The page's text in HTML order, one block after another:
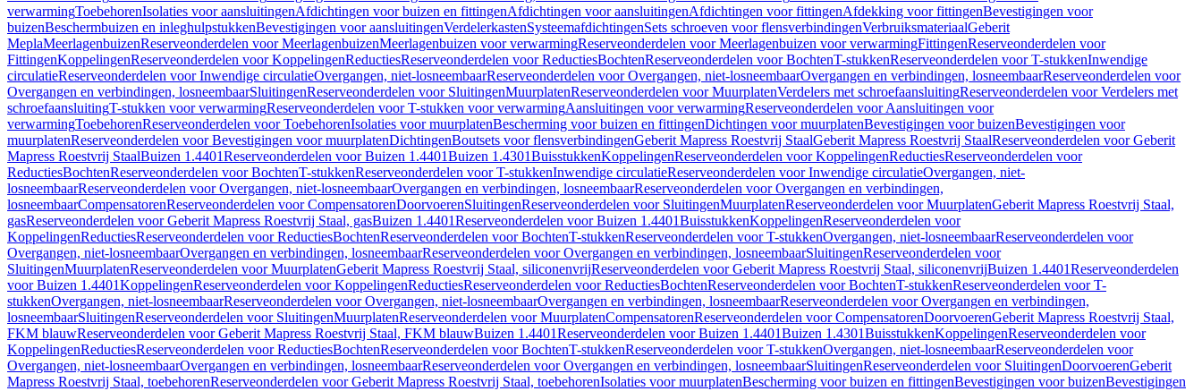
verwarmingToebehorenIsolaties voor aansluitingenAfdichtingen voor buizen en fittingenAfdichtingen voor aansluitingenAfdichtingen voor fittingenAfdekking voor fittingenBevestigingen voor
buizenBeschermbuizen en inleghulpstukkenBevestigingen voor aansluitingenVerdelerkastenSysteemafdichtingenSets schroeven voor flensverbindingenVerbruiksmateriaalGeberit
MeplaMeerlagenbuizenReserveonderdelen voor MeerlagenbuizenMeerlagenbuizen voor verwarmingReserveonderdelen voor Meerlagenbuizen voor verwarmingFittingenReserveonderdelen voor
FittingenKoppelingenReserveonderdelen voor KoppelingenReductiesReserveonderdelen voor ReductiesBochtenReserveonderdelen voor BochtenT-stukkenReserveonderdelen voor T-stukkenInwendige
circulatieReserveonderdelen voor Inwendige circulatieOvergangen, niet-losneembaarReserveonderdelen voor Overgangen, niet-losneembaarOvergangen en verbindingen, losneembaarReserveonderdelen voor
Overgangen en verbindingen, losneembaarSluitingenReserveonderdelen voor SluitingenMuurplatenReserveonderdelen voor MuurplatenVerdelers met schroefaansluitingReserveonderdelen voor Verdelers met
schroefaansluitingT-stukken voor verwarmingReserveonderdelen voor T-stukken voor verwarmingAansluitingen voor verwarmingReserveonderdelen voor Aansluitingen voor
verwarmingToebehorenReserveonderdelen voor ToebehorenIsolaties voor muurplatenBescherming voor buizen en fittingenDichtingen voor muurplatenBevestigingen voor buizenBevestigingen voor
muurplatenReserveonderdelen voor Bevestigingen voor muurplatenDichtingenBoutsets voor flensverbindingenGeberit Mapress Roestvrij StaalGeberit Mapress Roestvrij StaalReserveonderdelen voor Geberit
Mapress Roestvrij StaalBuizen 1.4401Reserveonderdelen voor Buizen 1.4401Buizen 1.4301BuisstukkenKoppelingenReserveonderdelen voor KoppelingenReductiesReserveonderdelen voor
ReductiesBochtenReserveonderdelen voor BochtenT-stukkenReserveonderdelen voor T-stukkenInwendige circulatieReserveonderdelen voor Inwendige circulatieOvergangen, niet-
losneembaarReserveonderdelen voor Overgangen, niet-losneembaarOvergangen en verbindingen, losneembaarReserveonderdelen voor Overgangen en verbindingen,
losneembaarCompensatorenReserveonderdelen voor CompensatorenDoorvoerenSluitingenReserveonderdelen voor SluitingenMuurplatenReserveonderdelen voor MuurplatenGeberit Mapress Roestvrij Staal,
gasReserveonderdelen voor Geberit Mapress Roestvrij Staal, gasBuizen 1.4401Reserveonderdelen voor Buizen 1.4401BuisstukkenKoppelingenReserveonderdelen voor
KoppelingenReductiesReserveonderdelen voor ReductiesBochtenReserveonderdelen voor BochtenT-stukkenReserveonderdelen voor T-stukkenOvergangen, niet-losneembaarReserveonderdelen voor
Overgangen, niet-losneembaarOvergangen en verbindingen, losneembaarReserveonderdelen voor Overgangen en verbindingen, losneembaarSluitingenReserveonderdelen voor
SluitingenMuurplatenReserveonderdelen voor MuurplatenGeberit Mapress Roestvrij Staal, siliconenvrijReserveonderdelen voor Geberit Mapress Roestvrij Staal, siliconenvrijBuizen 1.4401Reserveonderdelen
voor Buizen 1.4401KoppelingenReserveonderdelen voor KoppelingenReductiesReserveonderdelen voor ReductiesBochtenReserveonderdelen voor BochtenT-stukkenReserveonderdelen voor T-
stukkenOvergangen, niet-losneembaarReserveonderdelen voor Overgangen, niet-losneembaarOvergangen en verbindingen, losneembaarReserveonderdelen voor Overgangen en verbindingen,
losneembaarSluitingenReserveonderdelen voor SluitingenMuurplatenReserveonderdelen voor MuurplatenCompensatorenReserveonderdelen voor CompensatorenDoorvoerenGeberit Mapress Roestvrij Staal,
FKM blauwReserveonderdelen voor Geberit Mapress Roestvrij Staal, FKM blauwBuizen 1.4401Reserveonderdelen voor Buizen 1.4401Buizen 1.4301BuisstukkenKoppelingenReserveonderdelen voor
KoppelingenReductiesReserveonderdelen voor ReductiesBochtenReserveonderdelen voor BochtenT-stukkenReserveonderdelen voor T-stukkenOvergangen, niet-losneembaarReserveonderdelen voor
Overgangen, niet-losneembaarOvergangen en verbindingen, losneembaarReserveonderdelen voor Overgangen en verbindingen, losneembaarSluitingenReserveonderdelen voor SluitingenDoorvoerenGeberit
Mapress Roestvrij Staal, toebehorenReserveonderdelen voor Geberit Mapress Roestvrij Staal, toebehorenIsolaties voor muurplatenBescherming voor buizen en fittingenBevestigingen voor buizenBevestigingen